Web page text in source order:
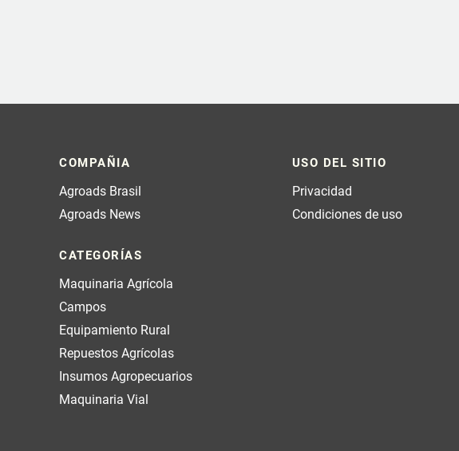
COMPAÑIA
Agroads Brasil
Agroads News
CATEGORÍAS
Maquinaria Agrícola
Campos
Equipamiento Rural
Repuestos Agrícolas
Insumos Agropecuarios
Maquinaria Vial
USO DEL SITIO
Privacidad
Condiciones de uso